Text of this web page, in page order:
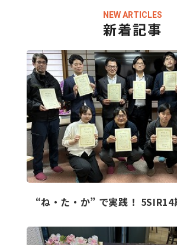
NEW ARTICLES
新着記事
“ね・た・か” で実践！